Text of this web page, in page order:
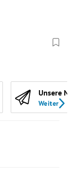
Unsere
Weiter